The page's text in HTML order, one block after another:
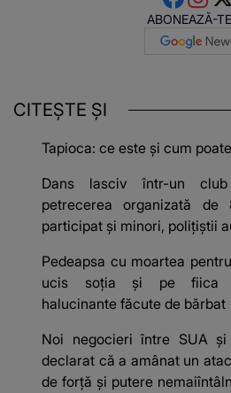
ABONEAZĂ-
CITEȘTE ȘI
Tapioca: ce este și cum
Dans lasciv într-un
petrecerea organizată
participat și minori, polițiștii
Pedeapsa cu moartea
ucis soția și pe fiica
halucinante făcute de bărbat
Noi negocieri între SUA
declarat că a amânat un
de forţă şi putere